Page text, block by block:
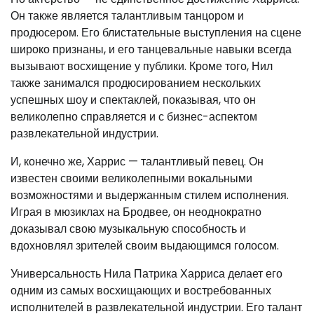
Он также является талантливым танцором и
продюсером. Его блистательные выступления на сцене
широко признаны, и его танцевальные навыки всегда
вызывают восхищение у публики. Кроме того, Нил
также занимался продюсированием нескольких
успешных шоу и спектаклей, показывая, что он
великолепно справляется и с бизнес-аспектом
развлекательной индустрии.
И, конечно же, Харрис — талантливый певец. Он
известен своими великолепными вокальными
возможностями и выдержанным стилем исполнения.
Играя в мюзиклах на Бродвее, он неоднократно
доказывал свою музыкальную способность и
вдохновлял зрителей своим выдающимся голосом.
Универсальность Нила Патрика Харриса делает его
одним из самых восхищающих и востребованных
исполнителей в развлекательной индустрии. Его талант